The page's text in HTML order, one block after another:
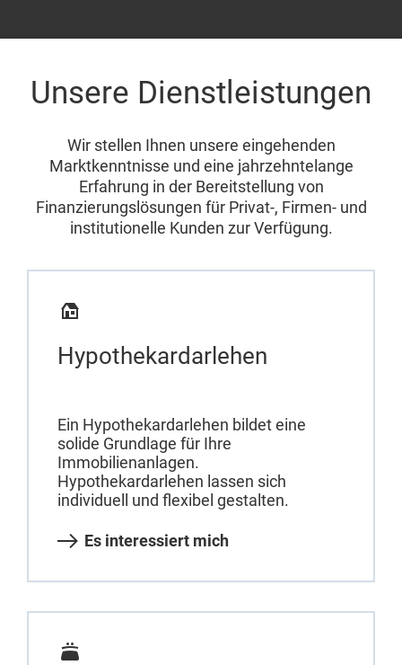
Unsere Dienstleistungen
Wir stellen Ihnen unsere eingehenden
Marktkenntnisse und eine jahrzehntelange
Erfahrung in der Bereitstellung von
Finanzierungslösungen für Privat-, Firmen- und
institutionelle Kunden zur Verfügung.
Hypothekardarlehen
Ein Hypothekardarlehen bildet eine
solide Grundlage für Ihre
Immobilienanlagen.
Hypothekardarlehen lassen sich
individuell und flexibel gestalten.
Es interessiert mich